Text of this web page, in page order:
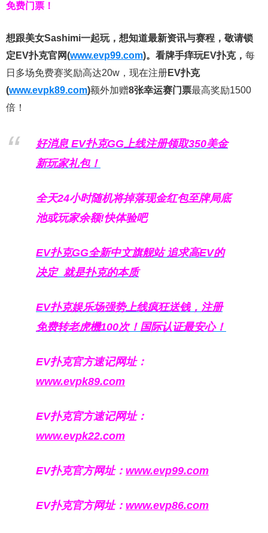
免费门票！
想跟美女Sashimi一起玩， 想知道最新资讯与赛程， 敬请锁
定EV扑克官网(www.evp99.com)。 看牌手痒玩EV扑克， 每
日多场免费赛奖励高达20w，现在注册EV扑克
(www.evpk89.com)额外加赠8张幸运赛门票最高奖励1500
倍！
好消息 EV扑克GG上线注册领取350美金
新玩家礼包！
全天24小时随机将掉落现金红包至牌局底
池或玩家余额!快体验吧
EV扑克GG全新中文旗舰站追求高EV的
决定 就是扑克的本质
EV扑克娱乐场强势上线疯狂送钱，注册
免费转老虎機100次！国际认证最安心！
EV扑克官方速记网址：
www.evpk89.com
EV扑克官方速记网址：
www.evpk22.com
EV扑克官方网址： www.evp99.com
EV扑克官方网址： www.evp86.com